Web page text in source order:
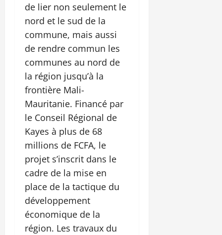
de lier non seulement le
nord et le sud de la
commune, mais aussi
de rendre commun les
communes au nord de
la région jusqu’à la
frontière Mali-
Mauritanie. Financé par
le Conseil Régional de
Kayes à plus de 68
millions de FCFA, le
projet s’inscrit dans le
cadre de la mise en
place de la tactique du
développement
économique de la
région. Les travaux du